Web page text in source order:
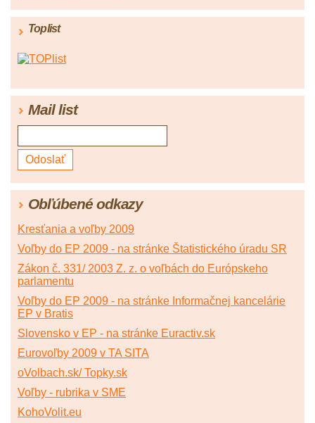
Toplist
Mail list
Obľúbené odkazy
Kresťania a voľby 2009
Voľby do EP 2009 - na stránke Štatistického úradu SR
Zákon č. 331/ 2003 Z. z. o voľbách do Európskeho
parlamentu
Voľby do EP 2009 - na stránke Informačnej kancelárie
EP v Bratis
Slovensko v EP - na stránke Euractiv.sk
Eurovoľby 2009 v TA SITA
oVolbach.sk/ Topky.sk
Voľby - rubrika v SME
KohoVolit.eu